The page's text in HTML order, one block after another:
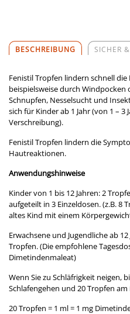
BESCHREIBUNG SICHER
Fenistil Tropfen lindern schnell die
beispielsweise durch Windpocken
Schnupfen, Nesselsucht und
sich für Kinder ab 1 Jahr (von 1 – 3
Verschreibung).
Fenistil Tropfen lindern die
Hautreaktionen.
Anwendungshinweise
Kinder von 1 bis 12 Jahren: 2
aufgeteilt in 3 Einzeldosen. (z.B. 8
altes Kind mit einem
Erwachsene und Jugendliche ab
Tropfen. (Die empfohlene
Dimetindenmaleat)
Wenn Sie zu Schläfrigkeit neigen,
Schlafengehen und 20 Tropfen
20 Tropfen = 1 ml = 1 mg